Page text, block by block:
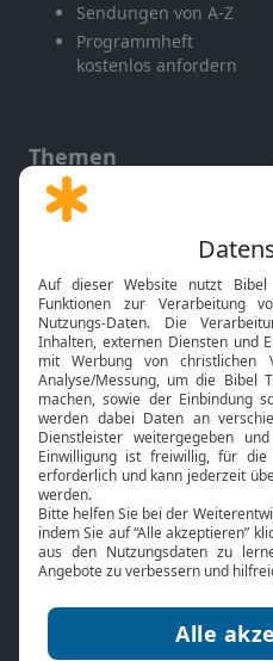
Sendungen von A-Z
Programmheft
kostenlos anfordern
Themen
Gott und Bibel erklärt
Neuigkeiten
Bibel TV
Über uns
Jobs
Mediadaten